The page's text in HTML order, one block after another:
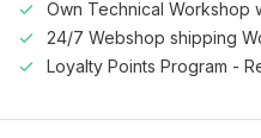
Own Technical Workshop
24/7 Webshop shipping
Loyalty Points Program -